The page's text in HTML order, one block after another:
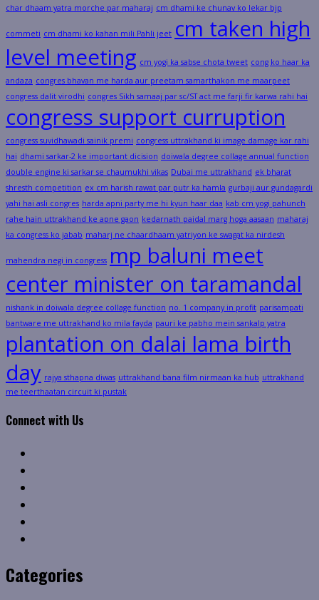
char dhaam yatra morche par maharaj cm dhami ke chunav ko lekar bjp
commeti cm dhami ko kahan mili Pahli jeet cm taken high
level meeting cm yogi ka sabse chota tweet cong ko haar ka
andaza congres bhavan me harda aur preetam samarthakon me maarpeet
congress dalit virodhi congres Sikh samaaj par sc/ST act me farji fir karwa rahi hai
congress support curruption
congress suvidhawadi sainik premi congress uttrakhand ki image damage kar rahi
hai dhami sarkar-2 ke important dicision doiwala degree collage annual function
double engine ki sarkar se chaumukhi vikas Dubai me uttrakhand ek bharat
shresth competition ex cm harish rawat par putr ka hamla gurbaji aur gundagardi
yahi hai asli congres harda apni party me hi kyun haar daa kab cm yogi pahunch
rahe hain uttrakhand ke apne gaon kedarnath paidal marg hoga aasaan maharaj
ka congress ko jabab maharj ne chaardhaam yatriyon ke swagat ka nirdesh
mahendra negi in congress mp baluni meet
center minister on taramandal
nishank in doiwala degree collage function no. 1 company in profit parisampati
bantware me uttrakhand ko mila fayda pauri ke pabho mein sankalp yatra
plantation on dalai lama birth
day rajya sthapna diwas uttrakhand bana film nirmaan ka hub uttrakhand
me teerthaatan circuit ki pustak
Connect with Us
Categories